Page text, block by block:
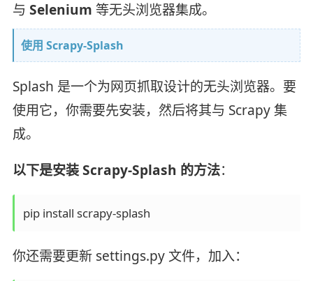
与 Selenium 等无头浏览器集成。
使用 Scrapy-Splash
Splash 是一个为网页抓取设计的无头浏览器。要
使用它，你需要先安装，然后将其与 Scrapy 集
成。
以下是安装 Scrapy-Splash 的方法：
pip install scrapy-splash
你还需要更新 settings.py 文件，加入：